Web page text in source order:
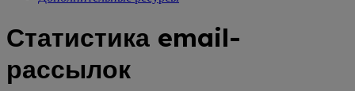
Статистика email-
рассылок